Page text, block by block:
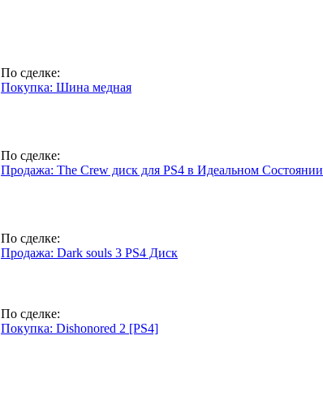
По сделке:
Покупка: Шина медная
По сделке:
Продажа: The Crew диск для PS4 в Идеальном Состоянии
По сделке:
Продажа: Dark souls 3 PS4 Диск
По сделке:
Покупка: Dishonored 2 [PS4]